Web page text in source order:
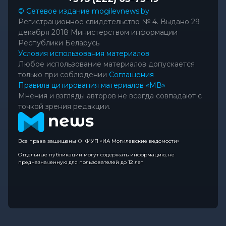
© Сетевое издание mogilevnews.by
Регистрационное свидетельство № 4. Выдано 29
декабря 2018 Министерством информации
Республики Беларусь
Условия использования материалов
Любое использование материалов допускается
только при соблюдении Соглашения
Правила цитирования материалов «МВ»
Мнения и взгляды авторов не всегда совпадают с
точкой зрения редакции.
Все права защищены © КИУП «ИА Могилевские ведомости»
Отдельные публикации могут содержать информацию, не
предназначенную для пользователей до 12 лет